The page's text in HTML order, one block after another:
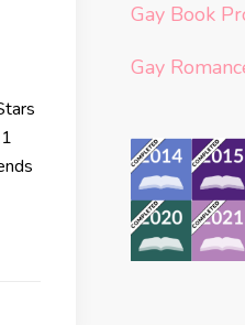
Gay Book
Gay